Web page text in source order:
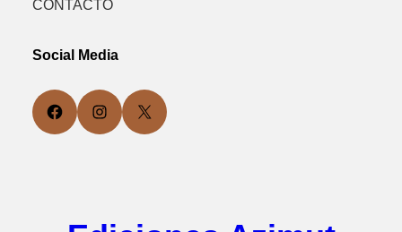
CONTACTO
Social Media
Facebook Instagram X